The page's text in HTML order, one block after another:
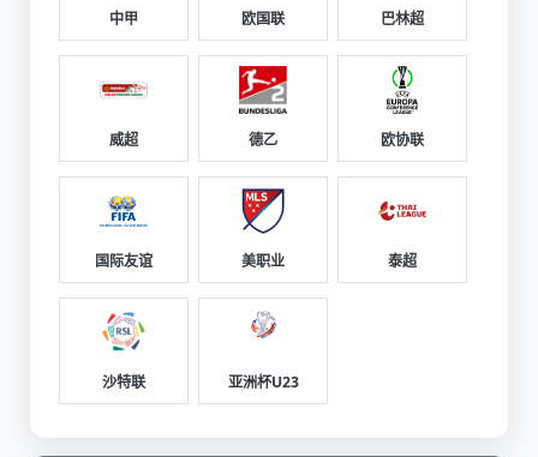
中甲 欧国联 巴林超
威超 德乙 欧协联
国际友谊 美职业 泰超
沙特联 亚洲杯U23